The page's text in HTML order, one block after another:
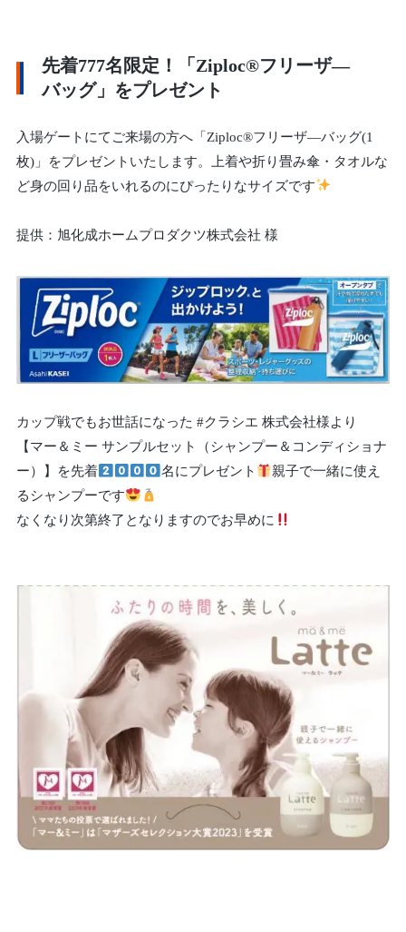
先着777名限定！「Ziploc®フリーザ―
バッグ」をプレゼント
入場ゲートにてご来場の方へ「Ziploc®フリーザ―バッグ(1
枚)」をプレゼントいたします。上着や折り畳み傘・タオルな
ど身の回り品をいれるのにぴったりなサイズです
提供：旭化成ホームプロダクツ株式会社 様
カップ戦でもお世話になった #クラシエ 株式会社様より
【マー＆ミー サンプルセット（シャンプー＆コンディショナ
ー）】を先着
名にプレゼント
親子で一緒に使え
るシャンプーです
なくなり次第終了となりますのでお早めに